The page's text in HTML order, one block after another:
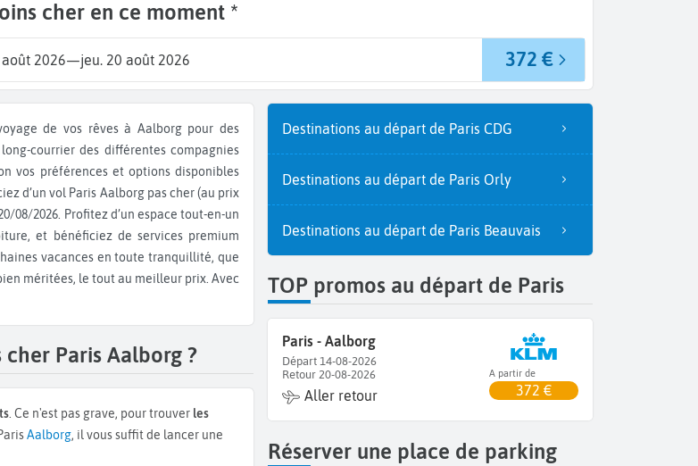
cher en ce moment *
2026—jeu. 20 août 2026 372 €
courrier des différentes compagnies
vos préférences et options disponibles
d’un vol Paris Aalborg pas cher (au prix
08/2026. Profitez d’un espace tout-en-un
et bénéficiez de services premium
vacances en toute tranquillité, que
méritées, le tout au meilleur prix. Avec
Paris Aalborg ?
. Ce n'est pas grave, pour trouver les
Aalborg, il vous suffit de lancer une
Destinations au départ de Paris CDG
Destinations au départ de Paris Orly
Destinations au départ de Paris Beauvais
TOP promos au départ de Paris
Paris - Aalborg
Départ 14-08-2026
Retour 20-08-2026
Aller retour
A partir de
372 €
Réserver une place de parking